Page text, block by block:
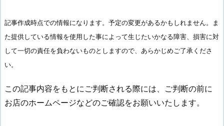
記事作成時点での情報になります。予定の変更があるかもしれません。ま
た提供している情報を使用した事によって生じたいかなる障害、損害に対
して一切の責任を負わないものとしますので、あらかじめご了承くださ
い。
この記事内容をもとにご判断される際には、ご判断の前に
お店のホームページなどのご確認をお願いいたします。